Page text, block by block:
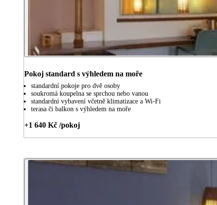
Pokoj standard s výhledem na moře
standardní pokoje pro dvě osoby
soukromá koupelna se sprchou nebo vanou
standardní vybavení včetně klimatizace a Wi-Fi
terasa či balkon s výhledem na moře
+1 640 Kč /pokoj